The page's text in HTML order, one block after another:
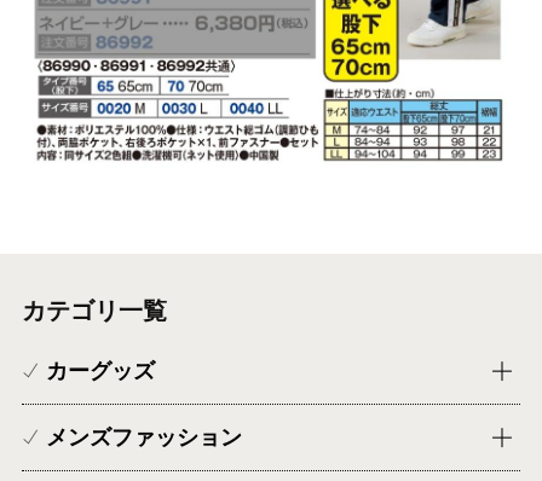
カテゴリ一覧
カーグッズ
メンズファッション